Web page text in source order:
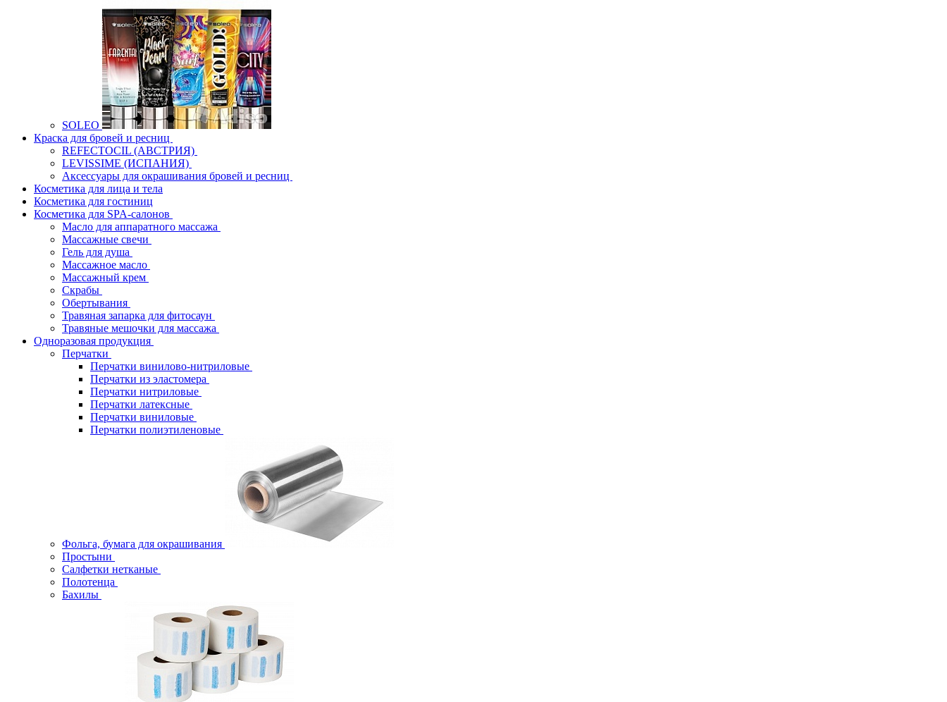
SOLEO
Краска для бровей и ресниц
REFECTOCIL (АВСТРИЯ)
LEVISSIME (ИСПАНИЯ)
Аксессуары для окрашивания бровей и ресниц
Косметика для лица и тела
Косметика для гостиниц
Косметика для SPA-салонов
Масло для аппаратного массажа
Массажные свечи
Гель для душа
Массажное масло
Массажный крем
Скрабы
Обертывания
Травяная запарка для фитосаун
Травяные мешочки для массажа
Одноразовая продукция
Перчатки
Перчатки винилово-нитриловые
Перчатки из эластомера
Перчатки нитриловые
Перчатки латексные
Перчатки виниловые
Перчатки полиэтиленовые
Фольга, бумага для окрашивания
Простыни
Салфетки нетканые
Полотенца
Бахилы